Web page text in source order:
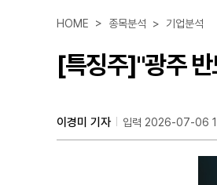
샤프
엑
MYR
사일
HOME > 종목분석 > 기업분석
[특징주]"광주 반
이경미 기자 입력 2026-07-06